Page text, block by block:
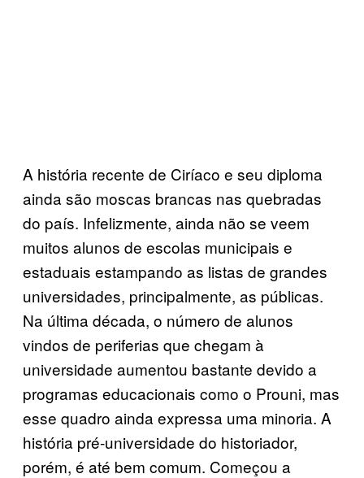
A história recente de Ciríaco e seu diploma
ainda são moscas brancas nas quebradas
do país. Infelizmente, ainda não se veem
muitos alunos de escolas municipais e
estaduais estampando as listas de grandes
universidades, principalmente, as públicas.
Na última década, o número de alunos
vindos de periferias que chegam à
universidade aumentou bastante devido a
programas educacionais como o Prouni, mas
esse quadro ainda expressa uma minoria. A
história pré-universidade do historiador,
porém, é até bem comum. Começou a